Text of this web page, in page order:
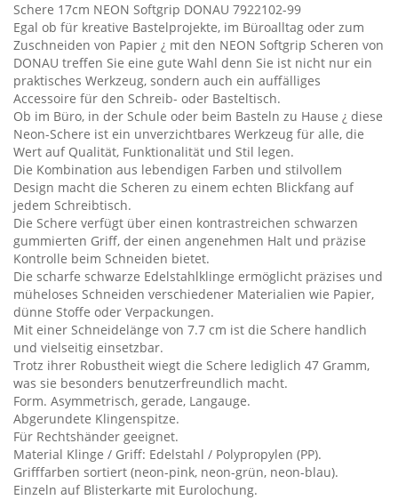
Schere 17cm NEON Softgrip DONAU 7922102-99
Egal ob für kreative Bastelprojekte, im Büroalltag oder zum
Zuschneiden von Papier ¿ mit den NEON Softgrip Scheren von
DONAU treffen Sie eine gute Wahl denn Sie ist nicht nur ein
praktisches Werkzeug, sondern auch ein auffälliges
Accessoire für den Schreib- oder Basteltisch.
Ob im Büro, in der Schule oder beim Basteln zu Hause ¿ diese
Neon-Schere ist ein unverzichtbares Werkzeug für alle, die
Wert auf Qualität, Funktionalität und Stil legen.
Die Kombination aus lebendigen Farben und stilvollem
Design macht die Scheren zu einem echten Blickfang auf
jedem Schreibtisch.
Die Schere verfügt über einen kontrastreichen schwarzen
gummierten Griff, der einen angenehmen Halt und präzise
Kontrolle beim Schneiden bietet.
Die scharfe schwarze Edelstahlklinge ermöglicht präzises und
müheloses Schneiden verschiedener Materialien wie Papier,
dünne Stoffe oder Verpackungen.
Mit einer Schneidelänge von 7.7 cm ist die Schere handlich
und vielseitig einsetzbar.
Trotz ihrer Robustheit wiegt die Schere lediglich 47 Gramm,
was sie besonders benutzerfreundlich macht.
Form. Asymmetrisch, gerade, Langauge.
Abgerundete Klingenspitze.
Für Rechtshänder geeignet.
Material Klinge / Griff: Edelstahl / Polypropylen (PP).
Grifffarben sortiert (neon-pink, neon-grün, neon-blau).
Einzeln auf Blisterkarte mit Eurolochung.